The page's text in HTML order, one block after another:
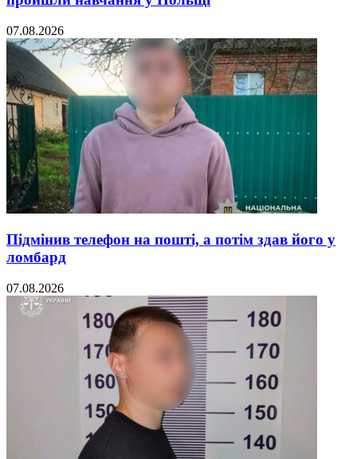
07.08.2026
Підмінив телефон на пошті, а потім здав його у
ломбард
07.08.2026